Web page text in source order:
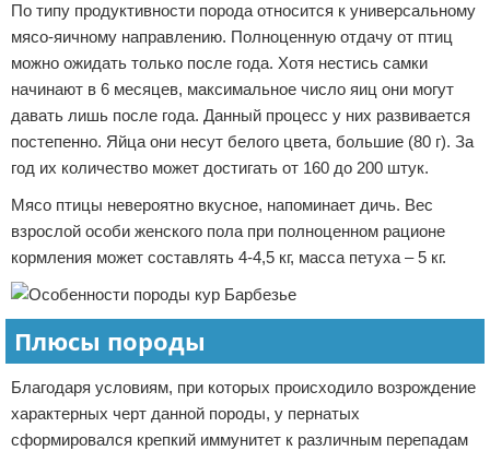
По типу продуктивности порода относится к универсальному
мясо-яичному направлению. Полноценную отдачу от птиц
можно ожидать только после года. Хотя нестись самки
начинают в 6 месяцев, максимальное число яиц они могут
давать лишь после года. Данный процесс у них развивается
постепенно. Яйца они несут белого цвета, большие (80 г). За
год их количество может достигать от 160 до 200 штук.
Мясо птицы невероятно вкусное, напоминает дичь. Вес
взрослой особи женского пола при полноценном рационе
кормления может составлять 4-4,5 кг, масса петуха – 5 кг.
Плюсы породы
Благодаря условиям, при которых происходило возрождение
характерных черт данной породы, у пернатых
сформировался крепкий иммунитет к различным перепадам